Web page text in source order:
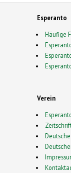
Esperanto
Häufige
Verein